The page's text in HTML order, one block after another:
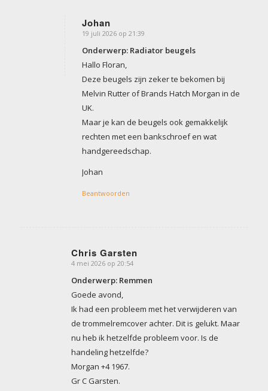
Johan
zegt:
19 juli 2026 op 21:39
Onderwerp: Radiator beugels
Hallo Floran,
Deze beugels zijn zeker te bekomen bij
Melvin Rutter of Brands Hatch Morgan in de
UK.
Maar je kan de beugels ook gemakkelijk
rechten met een bankschroef en wat
handgereedschap.
Johan
Beantwoorden
Chris Garsten
zegt:
4 mei 2026 op 20:54
Onderwerp: Remmen
Goede avond,
Ik had een probleem met het verwijderen van
de trommelremcover achter. Dit is gelukt. Maar
nu heb ik hetzelfde probleem voor. Is de
handeling hetzelfde?
Morgan +4 1967.
Gr C Garsten.